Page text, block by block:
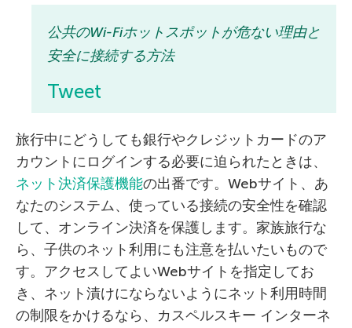
公共のWi-Fiホットスポットが危ない理由と
安全に接続する方法
Tweet
旅行中にどうしても銀行やクレジットカードのア
カウントにログインする必要に迫られたときは、
ネット決済保護機能の出番です。Webサイト、あ
なたのシステム、使っている接続の安全性を確認
して、オンライン決済を保護します。家族旅行な
ら、子供のネット利用にも注意を払いたいもので
す。アクセスしてよいWebサイトを指定してお
き、ネット漬けにならないようにネット利用時間
の制限をかけるなら、カスペルスキー インターネ